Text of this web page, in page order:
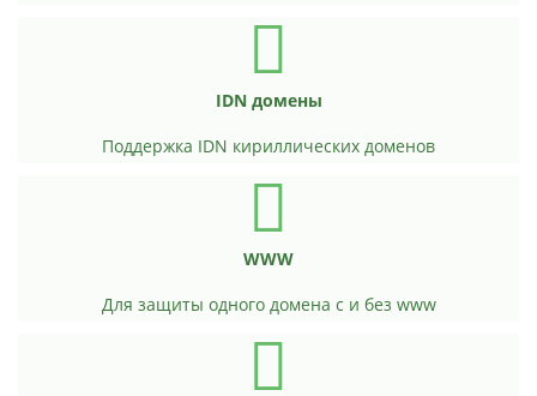
IDN домены
Поддержка IDN кириллических доменов
WWW
Для защиты одного домена с и без www